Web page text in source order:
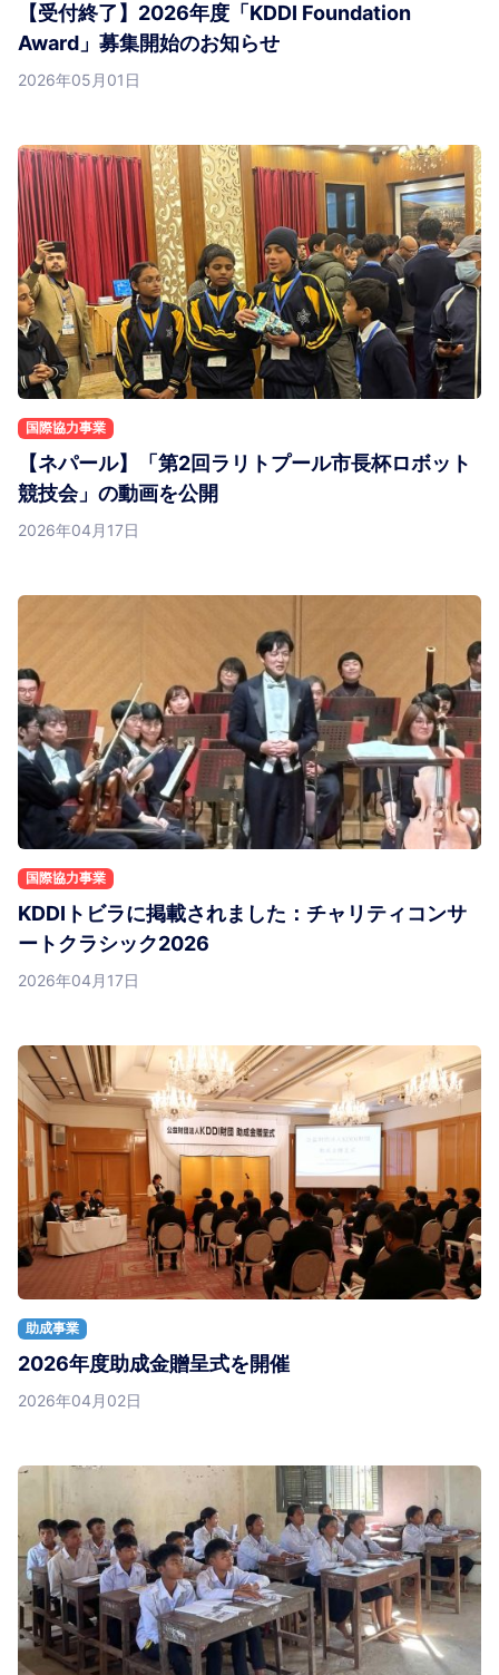
【受付終了】2026年度「KDDI Foundation
Award」募集開始のお知らせ
2026年05月01日
国際協力事業
【ネパール】「第2回ラリトプール市長杯ロボット
競技会」の動画を公開
2026年04月17日
国際協力事業
KDDIトビラに掲載されました：チャリティコンサ
ートクラシック2026
2026年04月17日
助成事業
2026年度助成金贈呈式を開催
2026年04月02日